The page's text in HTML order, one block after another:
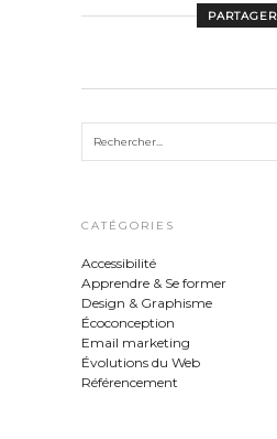
CATÉGORIES
Accessibilité
Apprendre & Se former
Design & Graphisme
Écoconception
Email marketing
Évolutions du Web
Référencement